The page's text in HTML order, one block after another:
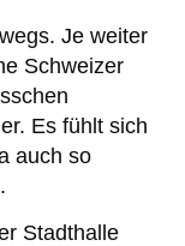
Je weiter
Schweizer
Es fühlt sich
auch so
Stadthalle